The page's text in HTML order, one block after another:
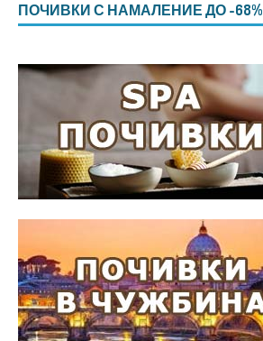
ПОЧИВКИ С НАМАЛЕНИЕ ДО -68%